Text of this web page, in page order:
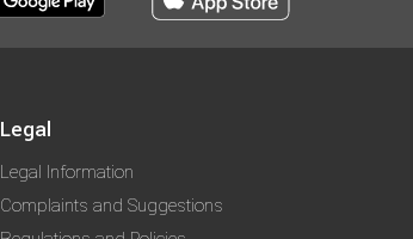
Legal
Legal Information
Complaints and Suggestions